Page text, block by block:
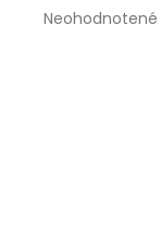
Priemerné
Neohodnotené